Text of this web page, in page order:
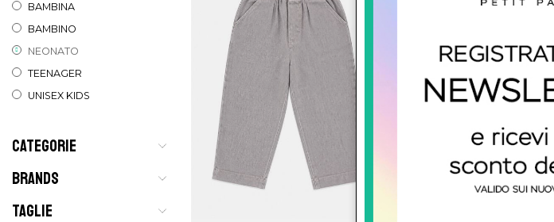
BAMBINA
BAMBINO
NEONATO
TEENAGER
UNISEX KIDS
CATEGORIE
BRANDS
TAGLIE